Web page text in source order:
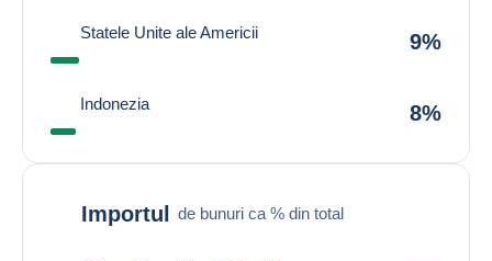
Statele Unite ale Americii 9%
Indonezia 8%
Importul de bunuri ca % din total